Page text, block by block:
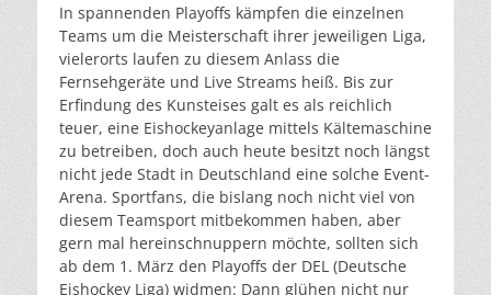
In spannenden Playoffs kämpfen die einzelnen
Teams um die Meisterschaft ihrer jeweiligen Liga,
vielerorts laufen zu diesem Anlass die
Fernsehgeräte und Live Streams heiß. Bis zur
Erfindung des Kunsteises galt es als reichlich
teuer, eine Eishockeyanlage mittels Kältemaschine
zu betreiben, doch auch heute besitzt noch längst
nicht jede Stadt in Deutschland eine solche Event-
Arena. Sportfans, die bislang noch nicht viel von
diesem Teamsport mitbekommen haben, aber
gern mal hereinschnuppern möchte, sollten sich
ab dem 1. März den Playoffs der DEL (Deutsche
Eishockey Liga) widmen: Dann glühen nicht nur